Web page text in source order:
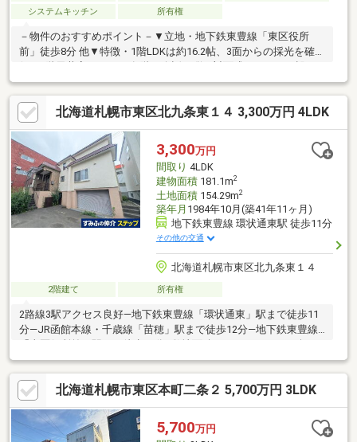
システムキッチン
所有権
－物件のおすすめポイント－▼立地・地下鉄東豊線「東区役所
前」徒歩8分 他▼特徴・1階LDKは約16.2帖、3面からの採光を確
置・2室に面するバルコニー有・玄関周りをすっきりと保てる
2WAYのSC・駐車2台可能(車種による)・お庭付・都市ガス対応▼
設備・2022年給湯暖房ボイラー交換・1616サイズの浴室・物置2
カ所有▼周辺環境・アリオ札幌店 徒歩5分(約390m)・苗穂小学校
徒歩7分(約560m)
北海道札幌市東区北九条東１４ 3,300万円 4LDK
3,300万円
間取り 4LDK
建物面積181.1m2
土地面積154.29m2
築年月 1984年10月(築41年11ヶ月)
地下鉄東豊線 環状通東駅 徒歩11分
その他の交通
北海道札幌市東区北九条東１４
2階建て 所有権
2路線3駅アクセス良好―地下鉄東豊線「環状通東」駅まで徒歩11
分―JR函館本線・千歳線「苗穂」駅まで徒歩12分―地下鉄東豊線
■建物面積：181.10㎡（54.78坪）■1984年10月築 ■木・鉄筋コン
クリート造 地下1階付き2階建■間取り：4LDK ■LDK約17.5帖■
ビルトインガレージ1台分（車種による）■給湯・暖房：灯油■全
居室に収納あり■地下1階に物置あり■生活利便性良好
北海道札幌市東区本町二条２ 5,700万円 3LDK
5,700万円